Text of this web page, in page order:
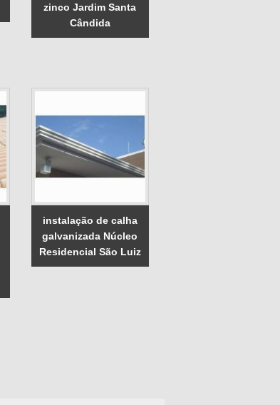
zinco Jardim Santa
Cândida
instalação de calha
galvanizada Núcleo
Residencial São Luiz